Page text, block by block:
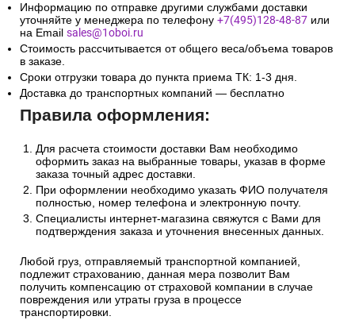
Информацию по отправке другими службами доставки
уточняйте у менеджера по телефону +7(495)128-48-87 или
на Email sales@1oboi.ru
Стоимость рассчитывается от общего веса/объема товаров
в заказе.
Сроки отгрузки товара до пункта приема ТК: 1-3 дня.
Доставка до транспортных компаний — бесплатно
Правила оформления:
Для расчета стоимости доставки Вам необходимо
оформить заказ на выбранные товары, указав в форме
заказа точный адрес доставки.
При оформлении необходимо указать ФИО получателя
полностью, номер телефона и электронную почту.
Специалисты интернет-магазина свяжутся с Вами для
подтверждения заказа и уточнения внесенных данных.
Любой груз, отправляемый транспортной компанией,
подлежит страхованию, данная мера позволит Вам
получить компенсацию от страховой компании в случае
повреждения или утраты груза в процессе
транспортировки.